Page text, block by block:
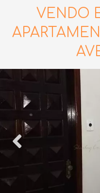
VENDO